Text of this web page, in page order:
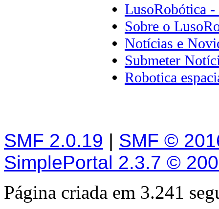
LusoRobótica -
Sobre o
Notícias e
Submeter
Robotica
SMF 2.0.19 | SMF ©
SimplePortal 2.3.7 ©
Página criada em 3.241